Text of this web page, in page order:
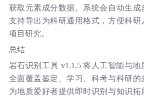
获取元素成分数据。系统会自动生成
支持导出为科研通用格式，方便科研
项目研究。
总结
岩石识别工具 v1.1.5 将人工智能与地
全面覆盖鉴定、学习、科考与科研的
为地质爱好者提供即时识别与知识拓